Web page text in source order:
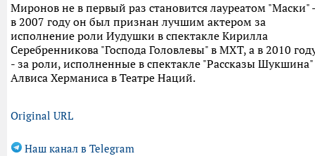
Миронов не в первый раз становится лауреатом "Маски" -
в 2007 году он был признан лучшим актером за
исполнение роли Иудушки в спектакле Кирилла
Серебренникова "Господа Головлевы" в МХТ, а в 2010
- за роли, исполненные в спектакле "Рассказы Шукшина"
Алвиса Херманиса в Театре Наций.
Original URL
Наш канал в Telegram